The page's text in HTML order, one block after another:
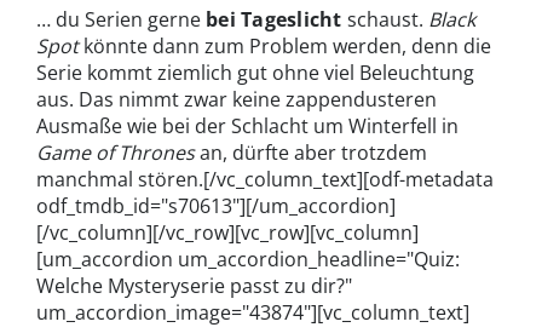
… du Serien gerne bei Tageslicht schaust. Black
Spotkönnte dann zum Problem werden, denn die
Serie kommt ziemlich gut ohne viel Beleuchtung
aus. Das nimmt zwar keine zappendusteren
Ausmaße wie bei der Schlacht um Winterfell in
Game of Thronesan, dürfte aber trotzdem
manchmal stören.[/vc_column_text][odf-metadata
odf_tmdb_id="s70613"][/um_accordion]
[/vc_column][/vc_row][vc_row][vc_column]
[um_accordion um_accordion_headline="Quiz:
Welche Mysteryserie passt zu dir?"
um_accordion_image="43874"][vc_column_text]